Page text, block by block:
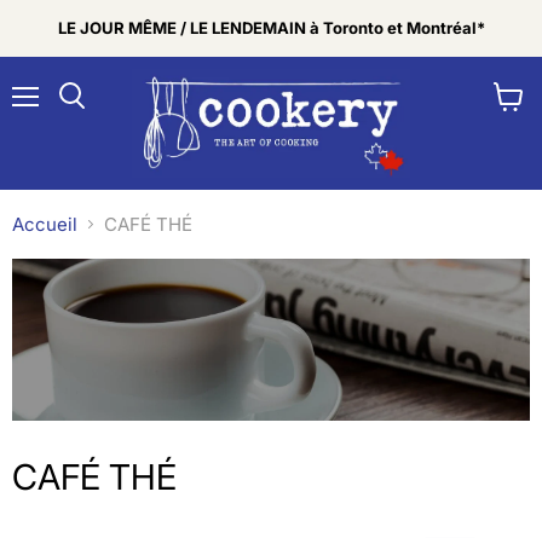
LE JOUR MÊME / LE LENDEMAIN à Toronto et Montréal*
Rechercher
Accueil CAFÉ THÉ
CAFÉ THÉ